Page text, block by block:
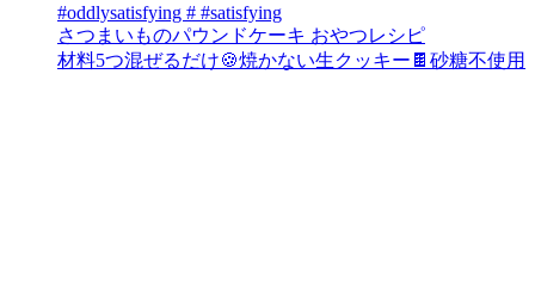
#oddlysatisfying # #satisfying⁠
さつまいものパウンドケーキ おやつレシピ
材料5つ混ぜるだけ🍪焼かない生クッキー🍫砂糖不使用